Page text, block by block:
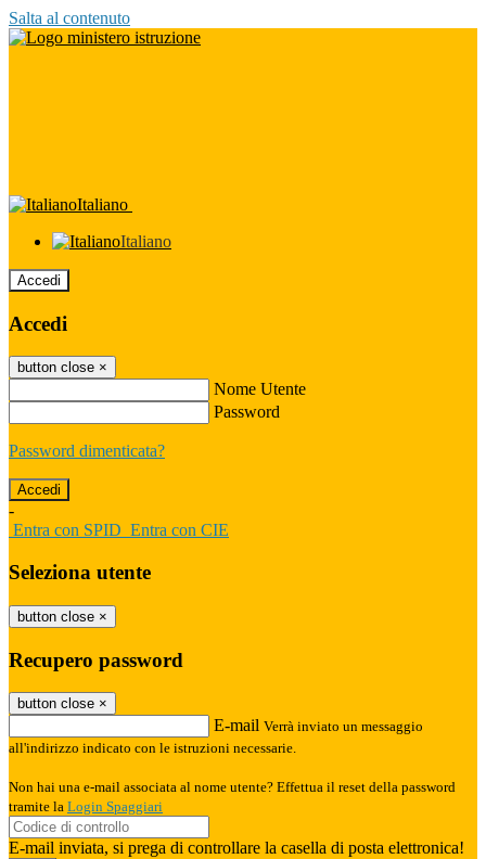
Salta al contenuto
Italiano
Italiano
Accedi
Accedi
button close ×
Nome Utente
Password
Password dimenticata?
-
Entra con SPID Entra con CIE
Seleziona utente
button close ×
Recupero password
button close ×
E-mail Verrà inviato un messaggio
all'indirizzo indicato con le istruzioni necessarie.
Non hai una e-mail associata al nome utente? Effettua il reset della password
tramite la Login Spaggiari
E-mail inviata, si prega di controllare la casella di posta elettronica!